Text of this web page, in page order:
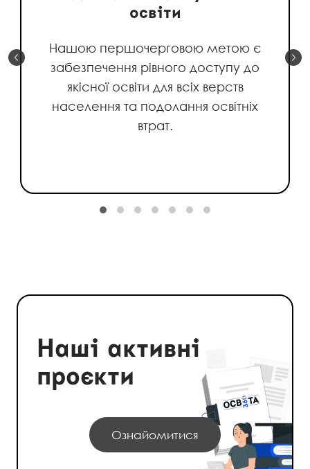
освіти
Нашою першочерговою метою є
забезпечення рівного доступу до
якісної освіти для всіх верств
населення та подолання освітніх
втрат.
Наші активні
проєкти
Ознайомитися